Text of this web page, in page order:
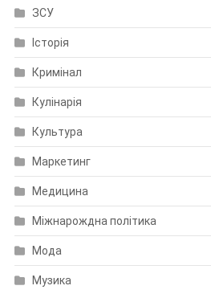
ЗСУ
Історія
Кримінал
Кулінарія
Культура
Маркетинг
Медицина
Міжнарождна політика
Мода
Музика